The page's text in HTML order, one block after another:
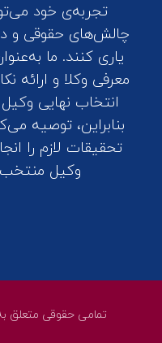
تجربه‌ی خود
چالش‌های حقوقی و
یاری کنند. ما
معرفی وکلا و ارائه
انتخاب نهایی
بنابراین، توصیه
تحقیقات لازم را
وکیل منتخب
تمامی حقوقی متعلق